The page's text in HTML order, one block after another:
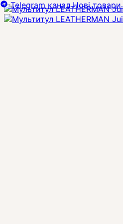
Telegram канал Нові товари